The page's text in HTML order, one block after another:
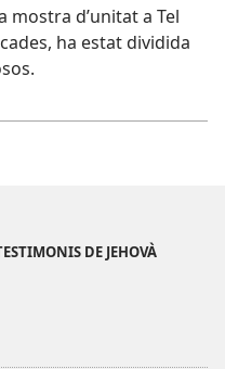
mostra d’unitat a Tel
ha estat dividida
DE JEHOVÀ